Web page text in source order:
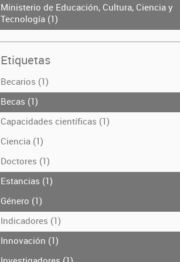
Ministerio de Educación, Cultura, Ciencia y
Tecnología (1)
Etiquetas
Becarios (1)
Becas (1)
Capacidades científicas (1)
Ciencia (1)
Doctores (1)
Estancias (1)
Género (1)
Indicadores (1)
Innovación (1)